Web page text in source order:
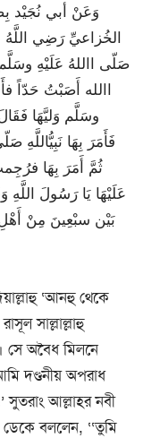
وَعَنْ أبي نُجَيْد
الخُزاعيِّ رَضِي اللَّهُ
صَلّى االلهُ عَلَيْهِ
االله أَصَبْتُ حَدّاً
وسَلَّم وَليَّهَا
فَأَمَرَ بِهَا نَبِيُّاللَّهِ
ثُمَّ أَمَرَ بِهَا
عَلَيْهَا يَا رَسُولَ
بَيْن سبْعِينَ مِنْ
‘আনহু থেকে
সাল্লাল্লাহু
সে অবৈধ মিলনে
দণ্ডনীয় অপরাধ
আল্লাহর নবী
ডেকে বললেন, ‘‘তুমি